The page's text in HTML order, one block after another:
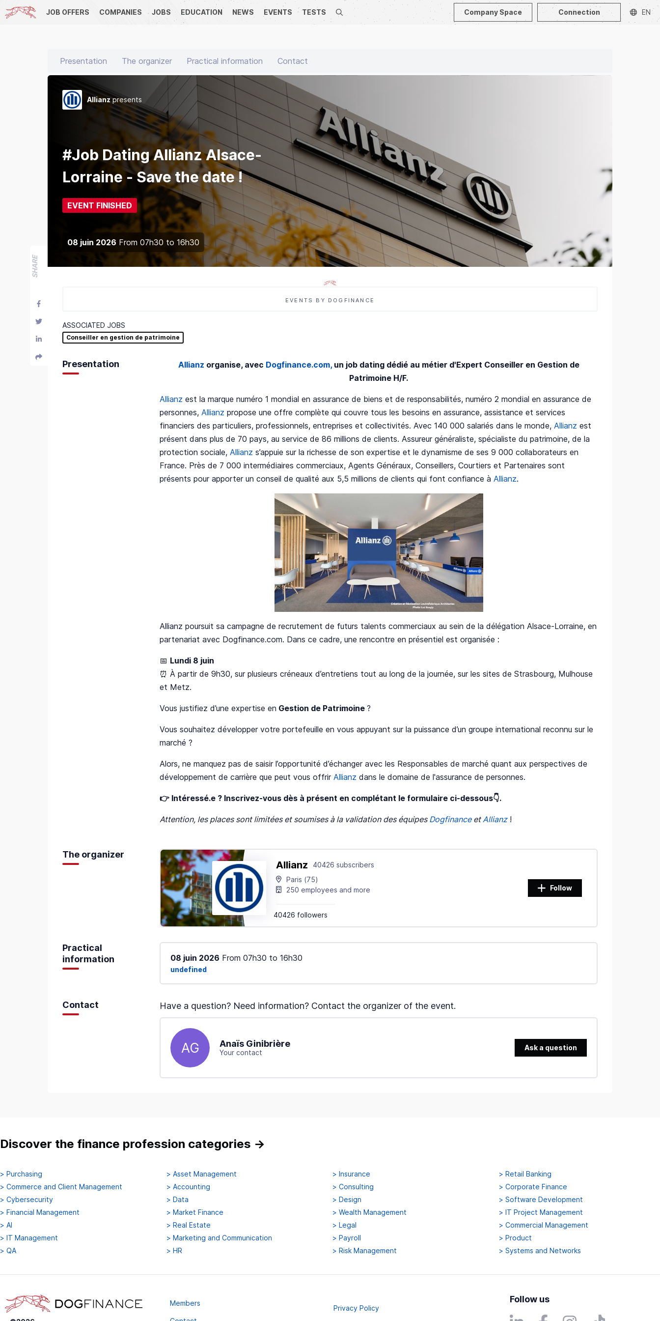
JOB OFFERS COMPANIES JOBS EDUCATION NEWS EVENTS TESTS Search Company Space Connection EN
Presentation The organizer Practical information Contact
SHARE
Allianzpresents
#Job Dating Allianz Alsace-
Lorraine - Save the date !
EVENT FINISHED
08 juin 2026 From 07h30 to 16h30
EVENTS BY DOGFINANCE
ASSOCIATED JOBS
Conseiller en gestion de patrimoine
Presentation Allianz organise, avec Dogfinance.com,un job dating dédié au métier d'Expert Conseiller en Gestion de
Patrimoine H/F.
Allianz est la marque numéro 1 mondial en assurance de biens et de responsabilités, numéro 2 mondial en assurance de
personnes,Allianz propose une offre complète qui couvre tous les besoins en assurance, assistance et services
financiers des particuliers, professionnels, entreprises et collectivités. Avec 140 000 salariés dans le monde,Allianz est
présent dans plus de 70 pays, au service de 86 millions de clients. Assureur généraliste, spécialiste du patrimoine, de la
protection sociale,Allianz s’appuie sur la richesse de son expertise et le dynamisme de ses 9 000 collaborateurs en
France. Près de 7 000 intermédiaires commerciaux, Agents Généraux, Conseillers, Courtiers et Partenaires sont
présents pour apporter un conseil de qualité aux 5,5 millions de clients qui font confiance àAllianz.
Allianz poursuit sa campagne de recrutement de futurs talents commerciaux au sein de la délégation Alsace-Lorraine, en
partenariat avec Dogfinance.com. Dans ce cadre, une rencontre en présentiel est organisée :
📅 Lundi 8 juin
⏰ À partir de 9h30, sur plusieurs créneaux d’entretiens tout au long de la journée, sur les sites de Strasbourg, Mulhouse
et Metz.
Vous justifiez d’une expertise en Gestion de Patrimoine ?
Vous souhaitez développer votre portefeuille en vous appuyant sur la puissance d’un groupe international reconnu sur le
marché ?
Alors, ne manquez pas de saisir l’opportunité d’échanger avec les Responsables de marché quant aux perspectives de
développement de carrière que peut vous offrir Allianz dans le domaine de l'assurance de personnes.
👉 Intéressé.e ? Inscrivez-vous dès à présent en complétant le formulaire ci-dessous👇.
Attention, les places sont limitées et soumises à la validation des équipes Dogfinanceet Allianz!
The organizer
Allianz
40426 subscribers
Paris (75)
250 employees and more
40426 followers
Follow
Practical
information
08 juin 2026 From 07h30 to 16h30
undefined
Contact Have a question? Need information? Contact the organizer of the event.
AG Anaïs Ginibrière
Your contact
Ask a question
Discover the finance profession categories →
> Purchasing > Asset Management > Insurance > Retail Banking
> Commerce and Client Management > Accounting > Consulting > Corporate Finance
> Cybersecurity > Data > Design > Software Development
> Financial Management > Market Finance > Wealth Management > IT Project Management
> AI > Real Estate > Legal > Commercial Management
> IT Management > Marketing and Communication > Payroll > Product
> QA > HR > Risk Management > Systems and Networks
Members
Privacy Policy
Follow us